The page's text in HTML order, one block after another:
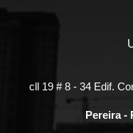
cll 19 # 8 - 34 Edif.
Pereira -